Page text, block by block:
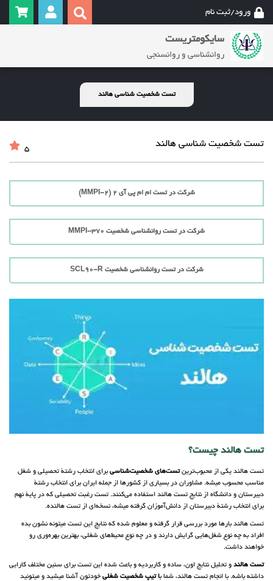
ورود/ثبت نام
سایکومتریست
روانشناسی و روانسنجی
تست شخصیت شناسی هالند
تست شخصیت شناسی هالند 5
شرکت در تست ام ام پی آی 2 (MMPI-2)
شرکت در تست روانشناسی شخصیت MMPI-370
شرکت در تست روانشناسی شخصیت SCL90-R
تست هالند چیست؟
تست هالند یکی از محبوب‌ترینتست‌های شخصیت‌شناسی برای انتخاب رشتۀ تحصیلی و شغل
مناسب محسوب میشه. مشاوران در بسیاری از کشورها از جمله ایران برای انتخاب رشتۀ
دبیرستان و دانشگاه از نتایج تست هالند استفاده می‌کنند. تست رغبت تحصیلی که در پایۀ نهم
برای انتخاب رشتۀ دبیرستان از دانش‌آموزان گرفته میشه، نسخه‌ای از تست هالنده.
تست هالند بارها مورد بررسی قرار گرفته و معلوم شده که نتایج این تست میتونه نشون بده
افراد به چه نوع شغل‌هایی گرایش دارند و در چه نوع محیط‌های شغلی، بهترین بهره‌وری رو
خواهند داشت.
تست هالند و تحلیل نتایج اون، ساده و کاربردیه و باعث شده این تست برای سنین مختلف کارایی
داشته باشه. با انجام تست هالند، شما با تیپ شخصیت شغلی خودتون آشنا میشید و میتونید